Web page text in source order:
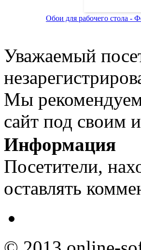
Обои для рабочего стола -
Уважаемый
Мы рекомендуем
сайт под своим
Информация
Посетители,
оставлять